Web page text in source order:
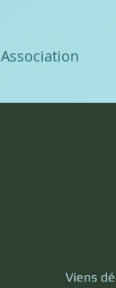
Association
Viens